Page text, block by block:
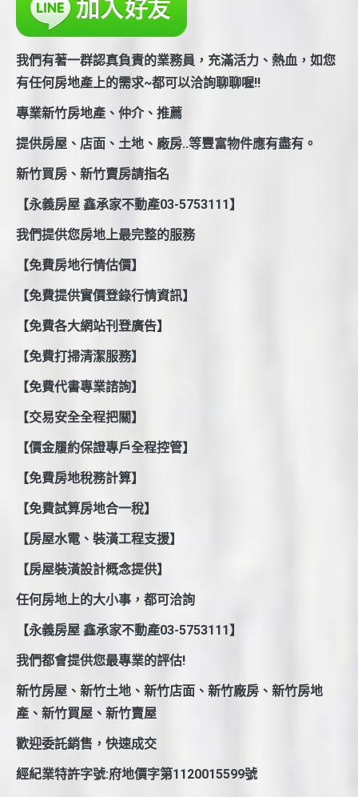
我們有著一群認真負責的業務員，充滿活力、熱血，如您
有任何房地產上的需求~都可以洽詢聊聊喔!!
專業新竹房地產、仲介、推薦
提供房屋、店面、土地、廠房..等豐富物件應有盡有。
新竹買房、新竹賣房請指名
【永義房屋 鑫承家不動產03-5753111】
我們提供您房地上最完整的服務
【免費房地行情估價】
【免費提供實價登錄行情資訊】
【免費各大網站刊登廣告】
【免費打掃清潔服務】
【免費代書專業諮詢】
【交易安全全程把關】
【價金履約保證專戶全程控管】
【免費房地稅務計算】
【免費試算房地合一稅】
【房屋水電、裝潢工程支援】
【房屋裝潢設計概念提供】
任何房地上的大小事，都可洽詢
【永義房屋 鑫承家不動產03-5753111】
我們都會提供您最專業的評估!
新竹房屋、新竹土地、新竹店面、新竹廠房、新竹房地
產、新竹買屋、新竹賣屋
歡迎委託銷售，快速成交
經紀業特許字號:府地價字第1120015599號